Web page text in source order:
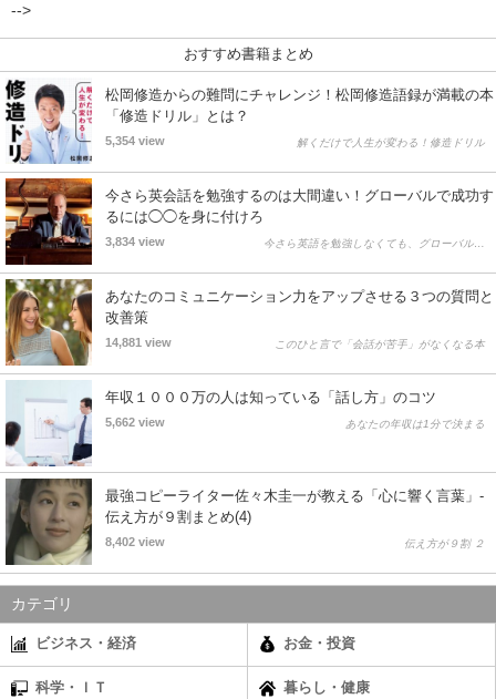
-->
おすすめ書籍まとめ
松岡修造からの難問にチャレンジ！松岡修造語録が満載の本
「修造ドリル」とは？
5,354 view 解くだけで人生が変わる！修造ドリル
今さら英会話を勉強するのは大間違い！グローバルで成功す
るには◯◯を身に付けろ
3,834 view 今さら英語を勉強しなくても、グローバル…
あなたのコミュニケーション力をアップさせる３つの質問と
改善策
14,881 view このひと言で「会話が苦手」がなくなる本
年収１０００万の人は知っている「話し方」のコツ
5,662 view あなたの年収は1分で決まる
最強コピーライター佐々木圭一が教える「心に響く言葉」-
伝え方が９割まとめ(4)
8,402 view 伝え方が９割 ２
カテゴリ
ビジネス・経済 お金・投資
科学・ＩＴ 暮らし・健康